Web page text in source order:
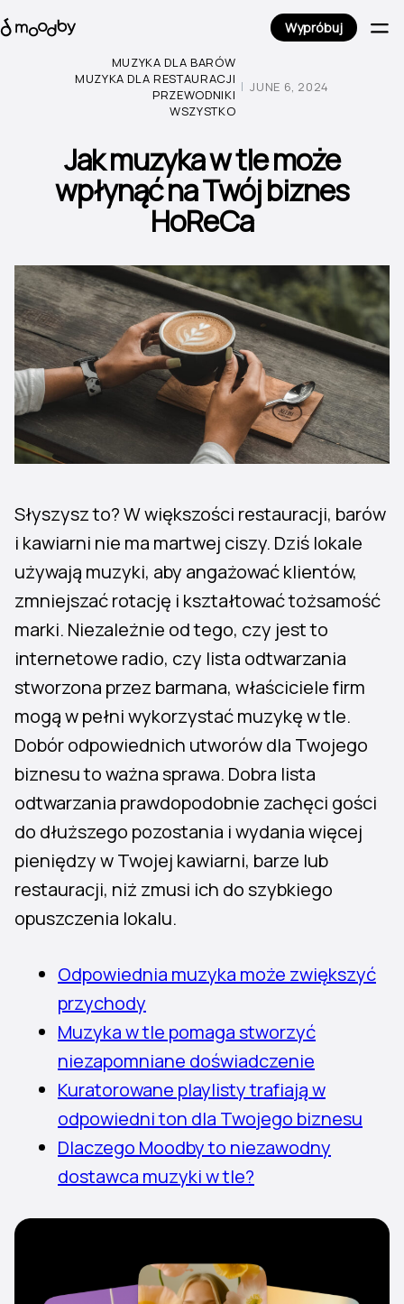
Wypróbuj
MUZYKA DLA BARÓW
MUZYKA DLA RESTAURACJI
PRZEWODNIKI
WSZYSTKO
JUNE 6, 2024
Jak muzyka w tle może
wpłynąć na Twój biznes
HoReCa
Słyszysz to? W większości restauracji, barów
i kawiarni nie ma martwej ciszy. Dziś lokale
używają muzyki, aby angażować klientów,
zmniejszać rotację i kształtować tożsamość
marki. Niezależnie od tego, czy jest to
internetowe radio, czy lista odtwarzania
stworzona przez barmana, właściciele firm
mogą w pełni wykorzystać muzykę w tle.
Dobór odpowiednich utworów dla Twojego
biznesu to ważna sprawa. Dobra lista
odtwarzania prawdopodobnie zachęci gości
do dłuższego pozostania i wydania więcej
pieniędzy w Twojej kawiarni, barze lub
restauracji, niż zmusi ich do szybkiego
opuszczenia lokalu.
Odpowiednia muzyka może zwiększyć
przychody
Muzyka w tle pomaga stworzyć
niezapomniane doświadczenie
Kuratorowane playlisty trafiają w
odpowiedni ton dla Twojego biznesu
Dlaczego Moodby to niezawodny
dostawca muzyki w tle?